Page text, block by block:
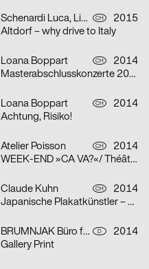
Schenardi Luca, Lina Müller CH
2015
Altdorf – why drive to Italy
Loana Boppart CH
2014
Masterabschlusskonzerte 2014
Loana Boppart CH
2014
Achtung, Risiko!
Atelier Poisson CH
2014
WEEK-END »CA VA?«/ Théâtre LES SUBSISTANCES
Claude Kuhn CH
2014
Japanische Plakatkünstler – Kirschblüten und Askese
BRUMNJAK Büro für Gestaltung, Rikke Landler D
2014
Gallery Print